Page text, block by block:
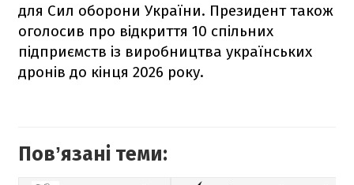
для Сил оборони України. Президент також
оголосив про відкриття 10 спільних
підприємств із виробництва українських
дронів до кінця 2026 року.
Повʼязані теми: